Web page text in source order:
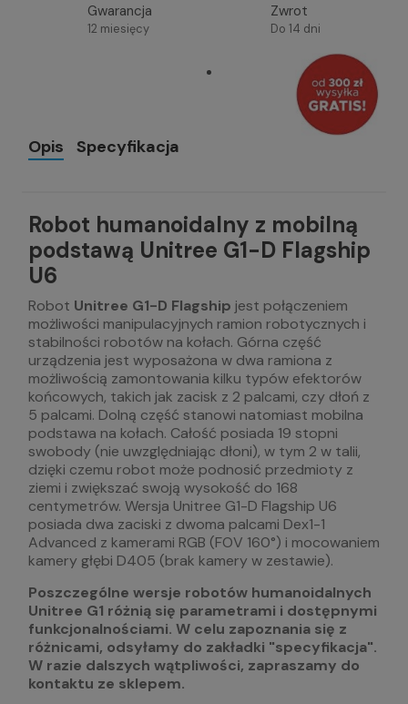
Gwarancja
12 miesięcy
Zwrot
Do 14 dni
Opis Specyfikacja
Robot humanoidalny z mobilną
podstawą Unitree G1-D Flagship
U6
Robot Unitree G1-D Flagship jest połączeniem
możliwości manipulacyjnych ramion robotycznych i
stabilności robotów na kołach. Górna część
urządzenia jest wyposażona w dwa ramiona z
możliwością zamontowania kilku typów efektorów
końcowych, takich jak zacisk z 2 palcami, czy dłoń z
5 palcami. Dolną część stanowi natomiast mobilna
podstawa na kołach. Całość posiada 19 stopni
swobody (nie uwzględniając dłoni), w tym 2 w talii,
dzięki czemu robot może podnosić przedmioty z
ziemi i zwiększać swoją wysokość do 168
centymetrów. Wersja Unitree G1-D Flagship U6
posiada dwa zaciski z dwoma palcami Dex1-1
Advanced z kamerami RGB (FOV 160°) i mocowaniem
kamery głębi D405 (brak kamery w zestawie).
Poszczególne wersje robotów humanoidalnych
Unitree G1 różnią się parametrami i dostępnymi
funkcjonalnościami. W celu zapoznania się z
różnicami, odsyłamy do zakładki "specyfikacja".
W razie dalszych wątpliwości, zapraszamy do
kontaktu ze sklepem.